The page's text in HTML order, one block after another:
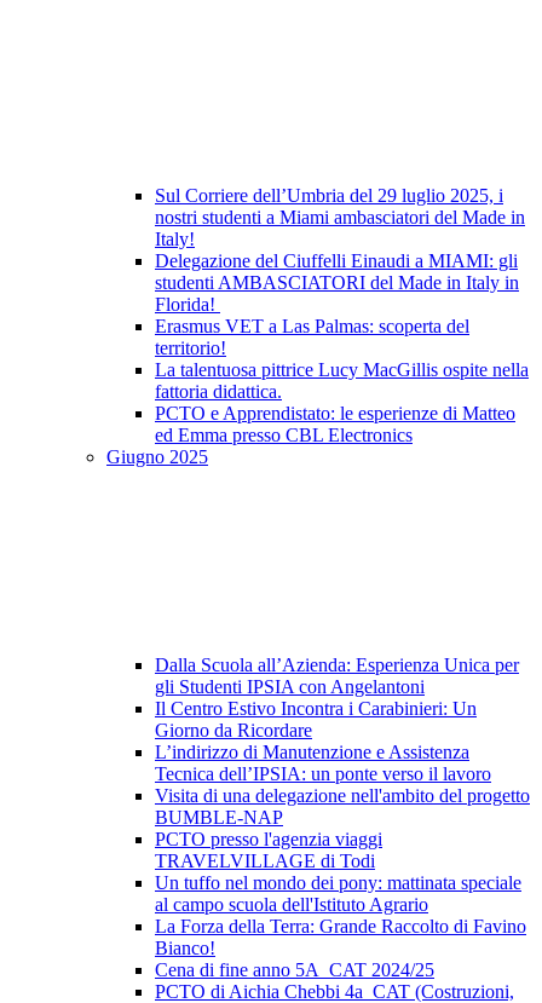
Sul Corriere dell’Umbria del 29 luglio 2025, i
nostri studenti a Miami ambasciatori del Made in
Italy!
Delegazione del Ciuffelli Einaudi a MIAMI: gli
studenti AMBASCIATORI del Made in Italy in
Florida!
Erasmus VET a Las Palmas: scoperta del
territorio!
La talentuosa pittrice Lucy MacGillis ospite nella
fattoria didattica.
PCTO e Apprendistato: le esperienze di Matteo
ed Emma presso CBL Electronics
Giugno 2025
Dalla Scuola all’Azienda: Esperienza Unica per
gli Studenti IPSIA con Angelantoni
Il Centro Estivo Incontra i Carabinieri: Un
Giorno da Ricordare
L’indirizzo di Manutenzione e Assistenza
Tecnica dell’IPSIA: un ponte verso il lavoro
Visita di una delegazione nell'ambito del progetto
BUMBLE-NAP
PCTO presso l'agenzia viaggi
TRAVELVILLAGE di Todi
Un tuffo nel mondo dei pony: mattinata speciale
al campo scuola dell'Istituto Agrario
La Forza della Terra: Grande Raccolto di Favino
Bianco!
Cena di fine anno 5A_CAT 2024/25
PCTO di Aichia Chebbi 4a_CAT (Costruzioni,